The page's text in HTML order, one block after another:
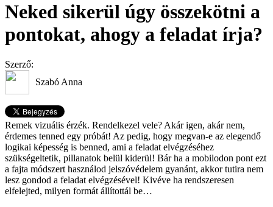
Neked sikerül úgy összekötni a
pontokat, ahogy a feladat írja?
Szerző:
Szabó Anna
Remek vizuális érzék. Rendelkezel vele? Akár igen, akár nem,
érdemes tenned egy próbát! Az pedig, hogy megvan-e az elegendő
logikai képesség is benned, ami a feladat elvégzéséhez
szükségeltetik, pillanatok belül kiderül! Bár ha a mobilodon pont ezt
a fajta módszert használod jelszóvédelem gyanánt, akkor tutira nem
lesz gondod a feladat elvégzésével! Kivéve ha rendszeresen
elfelejted, milyen formát állítottál be…